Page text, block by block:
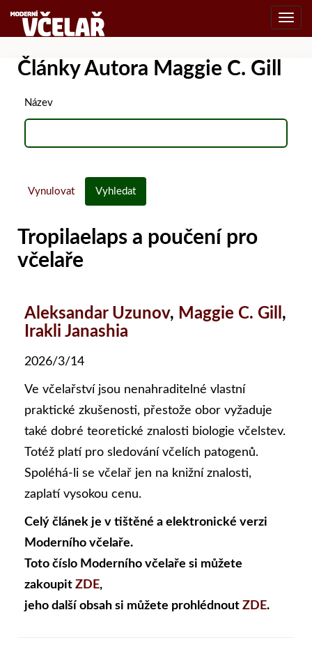
Články Autora Maggie C. Gill
Název
Vynulovat Vyhledat
Tropilaelaps a poučení pro
včelaře
Aleksandar Uzunov, Maggie C. Gill ,
Irakli Janashia
2026/3/14
Ve včelařství jsou nenahraditelné vlastní
praktické zkušenosti, přestože obor vyžaduje
také dobré teoretické znalosti biologie včelstev.
Totéž platí pro sledování včelích patogenů.
Spoléhá-li se včelař jen na knižní znalosti,
zaplatí vysokou cenu.
Celý článek je v tištěné a elektronické verzi
Moderního včelaře.
Toto číslo Moderního včelaře si můžete
zakoupit ZDE,
jeho další obsah si můžete prohlédnout ZDE.